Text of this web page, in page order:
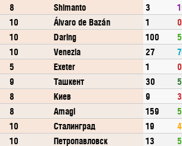
8 Shimanto 3
10 Álvaro de Bazán 1
0
10 Daring 100
10 Venezia 27
5 Exeter 1
0
9 Ташкент 30
8 Киев 9
8 Amagi 159
10 Сталинград 19
10 Петропавловск 13